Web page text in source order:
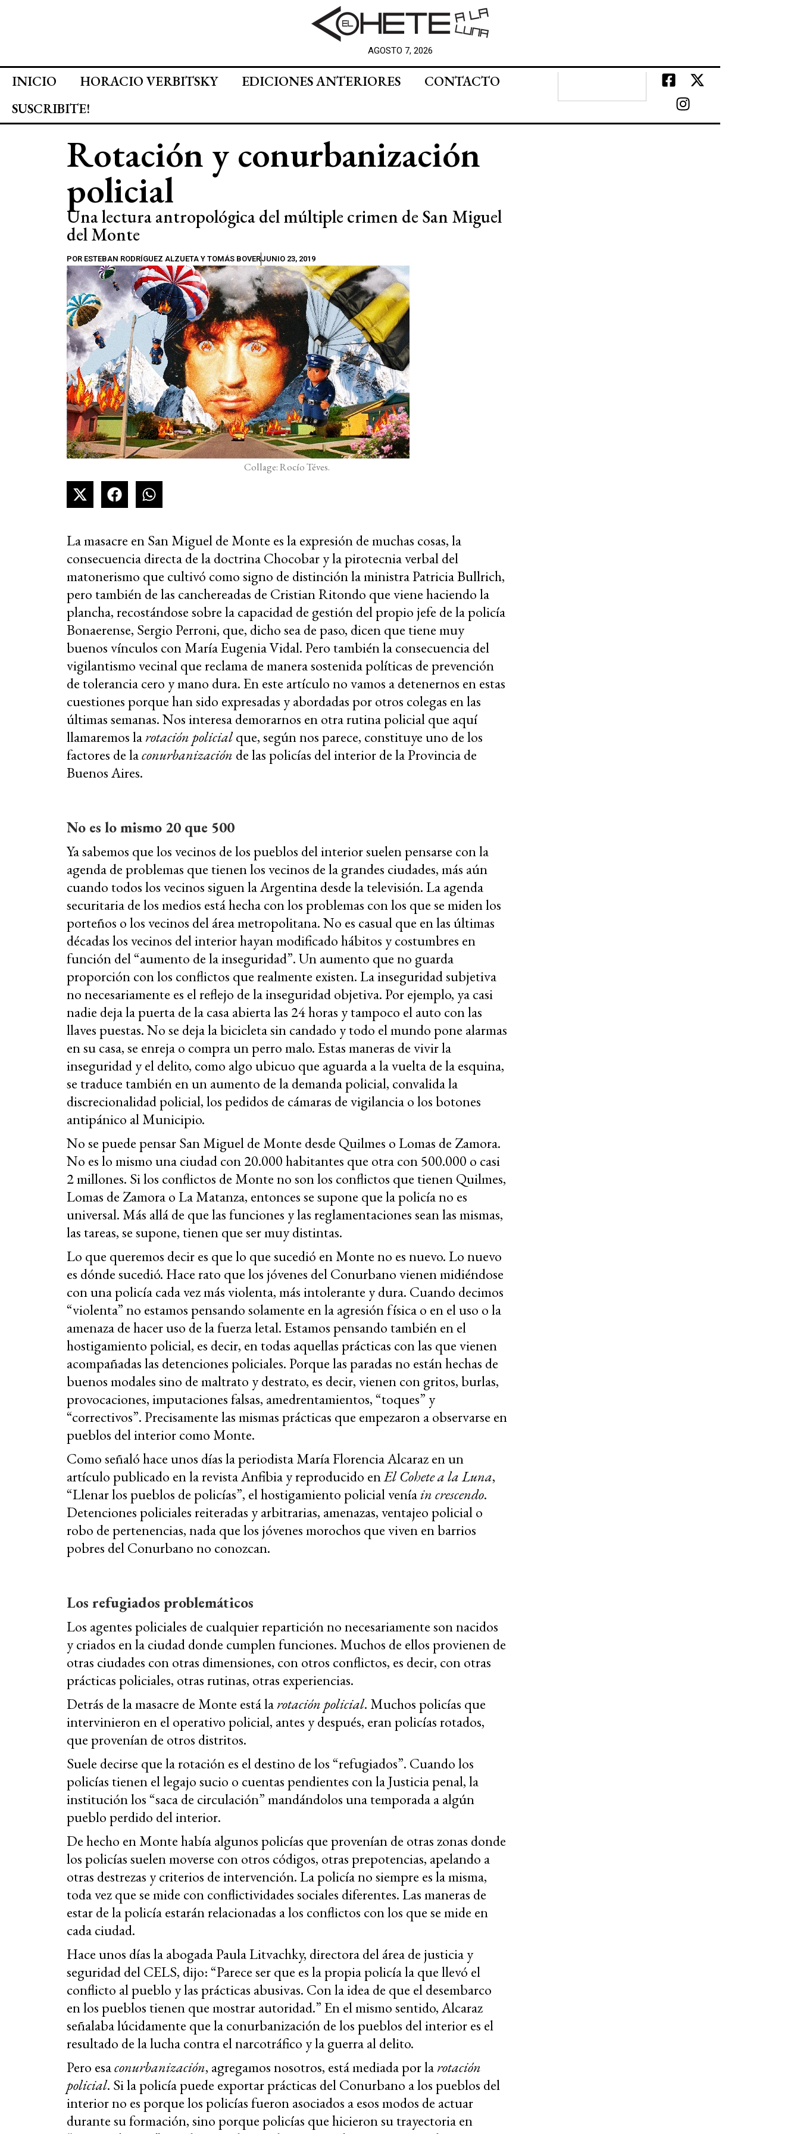
AGOSTO 7, 2026
INICIO HORACIO VERBITSKY EDICIONES ANTERIORES
CONTACTO
SUSCRIBITE!
Rotación y conurbanización
policial
Una lectura antropológica del múltiple crimen de San Miguel
del Monte
POR ESTEBAN RODRÍGUEZ ALZUETA Y TOMÁS BOVERJUNIO 23, 2019
Collage: Rocío Téves.
La masacre en San Miguel de Monte es la expresión de muchas cosas, la
consecuencia directa de la doctrina Chocobar y la pirotecnia verbal del
matonerismo que cultivó como signo de distinción la ministra Patricia Bullrich,
pero también de las canchereadas de Cristian Ritondo que viene haciendo la
plancha, recostándose sobre la capacidad de gestión del propio jefe de la policía
Bonaerense, Sergio Perroni, que, dicho sea de paso, dicen que tiene muy
buenos vínculos con María Eugenia Vidal. Pero también la consecuencia del
vigilantismo vecinal que reclama de manera sostenida políticas de prevención
de tolerancia cero y mano dura. En este artículo no vamos a detenernos en estas
cuestiones porque han sido expresadas y abordadas por otros colegas en las
últimas semanas. Nos interesa demorarnos en otra rutina policial que aquí
llamaremos larotación policialque, según nos parece, constituye uno de los
factores de laconurbanización de las policías del interior de la Provincia de
Buenos Aires.
No es lo mismo 20 que 500
Ya sabemos que los vecinos de los pueblos del interior suelen pensarse con la
agenda de problemas que tienen los vecinos de la grandes ciudades, más aún
cuando todos los vecinos siguen la Argentina desde la televisión. La agenda
securitaria de los medios está hecha con los problemas con los que se miden los
porteños o los vecinos del área metropolitana. No es casual que en las últimas
décadas los vecinos del interior hayan modificado hábitos y costumbres en
función del “aumento de la inseguridad”. Un aumento que no guarda
proporción con los conflictos que realmente existen. La inseguridad subjetiva
no necesariamente es el reflejo de la inseguridad objetiva. Por ejemplo, ya casi
nadie deja la puerta de la casa abierta las 24 horas y tampoco el auto con las
llaves puestas. No se deja la bicicleta sin candado y todo el mundo pone alarmas
en su casa, se enreja o compra un perro malo. Estas maneras de vivir la
inseguridad y el delito, como algo ubicuo que aguarda a la vuelta de la esquina,
se traduce también en un aumento de la demanda policial, convalida la
discrecionalidad policial, los pedidos de cámaras de vigilancia o los botones
antipánico al Municipio.
No se puede pensar San Miguel de Monte desde Quilmes o Lomas de Zamora.
No es lo mismo una ciudad con 20.000 habitantes que otra con 500.000 o casi
2 millones. Si los conflictos de Monte no son los conflictos que tienen Quilmes,
Lomas de Zamora o La Matanza, entonces se supone que la policía no es
universal. Más allá de que las funciones y las reglamentaciones sean las mismas,
las tareas, se supone, tienen que ser muy distintas.
Lo que queremos decir es que lo que sucedió en Monte no es nuevo. Lo nuevo
es dónde sucedió. Hace rato que los jóvenes del Conurbano vienen midiéndose
con una policía cada vez más violenta, más intolerante y dura. Cuando decimos
“violenta” no estamos pensando solamente en la agresión física o en el uso o la
amenaza de hacer uso de la fuerza letal. Estamos pensando también en el
hostigamiento policial, es decir, en todas aquellas prácticas con las que vienen
acompañadas las detenciones policiales. Porque las paradas no están hechas de
buenos modales sino de maltrato y destrato, es decir, vienen con gritos, burlas,
provocaciones, imputaciones falsas, amedrentamientos, “toques” y
“correctivos”. Precisamente las mismas prácticas que empezaron a observarse en
pueblos del interior como Monte.
Como señaló hace unos días la periodista María Florencia Alcaraz en un
artículo publicado en la revista Anfibia y reproducido enEl Cohete a la Luna,
“Llenar los pueblos de policías”, el hostigamiento policial veníain crescendo.
Detenciones policiales reiteradas y arbitrarias, amenazas, ventajeo policial o
robo de pertenencias, nada que los jóvenes morochos que viven en barrios
pobres del Conurbano no conozcan.
Los refugiados problemáticos
Los agentes policiales de cualquier repartición no necesariamente son nacidos
y criados en la ciudad donde cumplen funciones. Muchos de ellos provienen de
otras ciudades con otras dimensiones, con otros conflictos, es decir, con otras
prácticas policiales, otras rutinas, otras experiencias.
Detrás de la masacre de Monte está larotación policial. Muchos policías que
intervinieron en el operativo policial, antes y después, eran policías rotados,
que provenían de otros distritos.
Suele decirse que la rotación es el destino de los “refugiados”. Cuando los
policías tienen el legajo sucio o cuentas pendientes con la Justicia penal, la
institución los “saca de circulación” mandándolos una temporada a algún
pueblo perdido del interior.
De hecho en Monte había algunos policías que provenían de otras zonas donde
los policías suelen moverse con otros códigos, otras prepotencias, apelando a
otras destrezas y criterios de intervención. La policía no siempre es la misma,
toda vez que se mide con conflictividades sociales diferentes. Las maneras de
estar de la policía estarán relacionadas a los conflictos con los que se mide en
cada ciudad.
Hace unos días la abogada Paula Litvachky, directora del área de justicia y
seguridad del CELS, dijo: “Parece ser que es la propia policía la que llevó el
conflicto al pueblo y las prácticas abusivas. Con la idea de que el desembarco
en los pueblos tienen que mostrar autoridad.” En el mismo sentido, Alcaraz
señalaba lúcidamente que la conurbanización de los pueblos del interior es el
resultado de la lucha contra el narcotráfico y la guerra al delito.
Pero esaconurbanización, agregamos nosotros, está mediada por larotación
policial. Si la policía puede exportar prácticas del Conurbano a los pueblos del
interior no es porque los policías fueron asociados a esos modos de actuar
durante su formación, sino porque policías que hicieron su trayectoria en